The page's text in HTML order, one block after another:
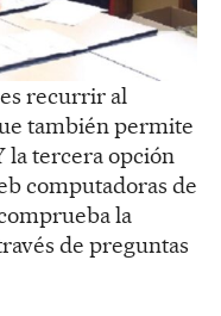
recurrir al
también permite
la tercera opción
computadoras de
la
de preguntas